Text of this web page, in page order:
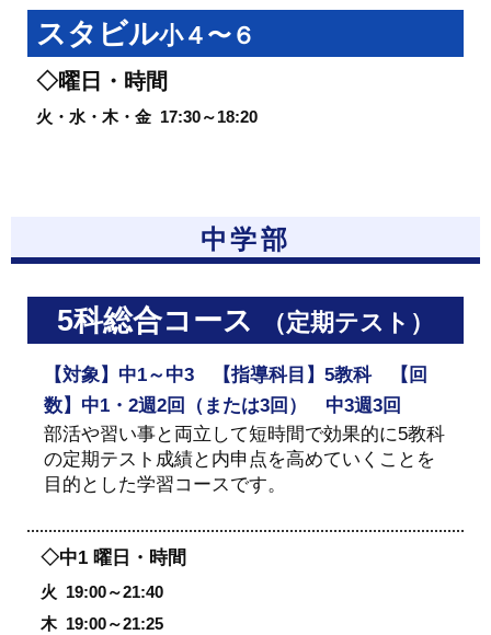
スタビル小４〜６
◇曜日・時間
火・水・木・金 17:30～18:20
中学部
5科総合コース （定期テスト）
【対象】中1～中3 【指導科目】5教科 【回
数】中1・2週2回（または3回） 中3週3回
部活や習い事と両立して短時間で効果的に5教科
の定期テスト成績と内申点を高めていくことを
目的とした学習コースです。
◇中1 曜日・時間
火 19:00～21:40
木19:00～21:25